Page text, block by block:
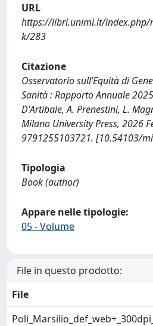
URL
https://libri.unimi.it/
k/283
Citazione
Osservatorio sull’Equità di
Sanità : Rapporto Annuale
D'Artibale, A. Prenestini, L.
Milano University Press, 2026
9791255103721. [10.54103/
Tipologia
Book (author)
Appare nelle tipologie:
05 - Volume
File in questo prodotto:
File